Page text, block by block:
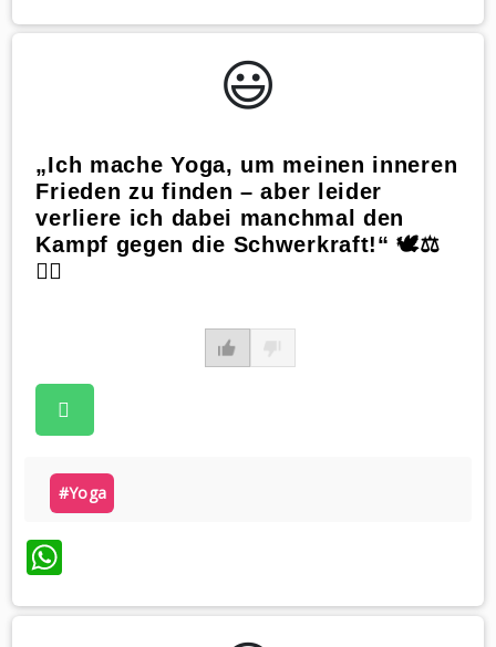
😃️
„Ich mache Yoga, um meinen inneren
Frieden zu finden – aber leider
verliere ich dabei manchmal den
Kampf gegen die Schwerkraft!“ 🕊️⚖️
🧘‍♀️
#yoga
WhatsApp